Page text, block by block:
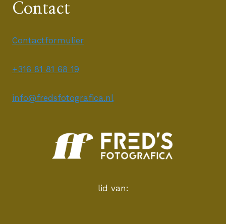
Contact
Contactformulier
+316 81 81 68 19
info@fredsfotografica.nl
lid van: